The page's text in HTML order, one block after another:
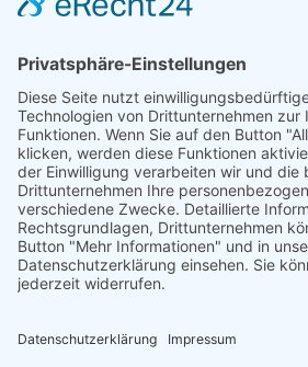
Haben Sie noch
+43 720 353535 -
service@regionale-
© Regionale Produkte | powered by
Creativomedia GmbH